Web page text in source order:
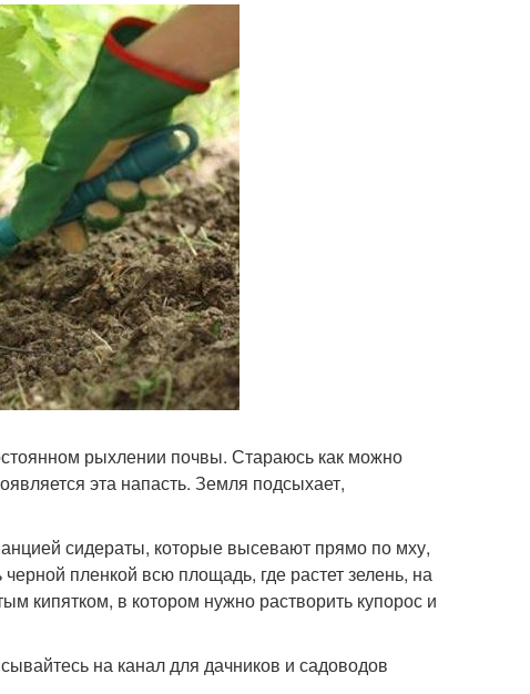
рыхлении почвы. Стараюсь как можно
эта напасть. Земля подсыхает,
сидераты, которые высевают прямо по мху,
пленкой всю площадь, где растет зелень, на
кипятком, в котором нужно растворить купорос и
на канал для дачников и садоводов